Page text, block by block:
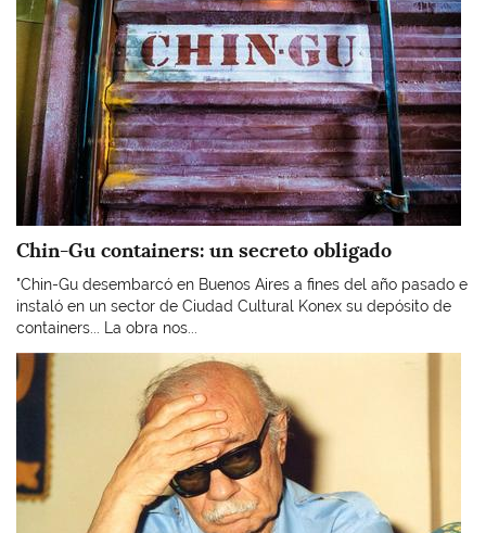
Chin-Gu containers: un secreto obligado
"Chin-Gu desembarcó en Buenos Aires a fines del año pasado e
instaló en un sector de Ciudad Cultural Konex su depósito de
containers... La obra nos...
Imagen